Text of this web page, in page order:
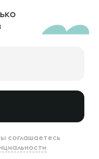
соглашаетесь